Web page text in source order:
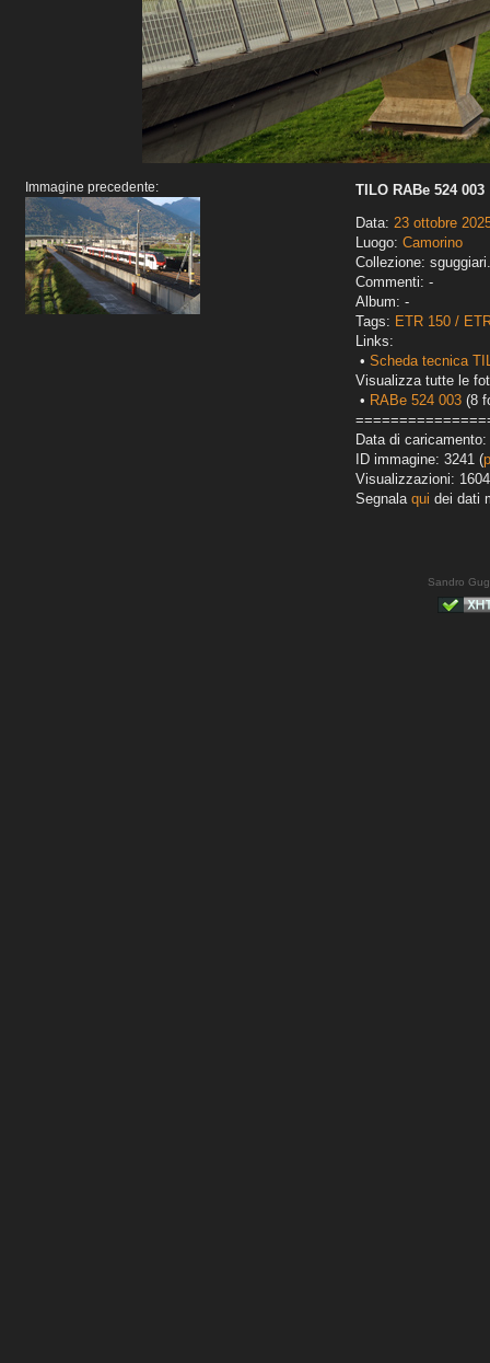
Immagine precedente:
TILO RABe 524 003
Data: 23 ottobre
Luogo: Camorino
Collezione:
Commenti: -
Album: -
Tags: ETR 150 /
Links:
• Scheda tecnica
Visualizza tutte le
• RABe 524 003 (8
Data di
ID immagine: 3241 (
Visualizzazioni: 1604
Segnala qui dei dati
Sandro